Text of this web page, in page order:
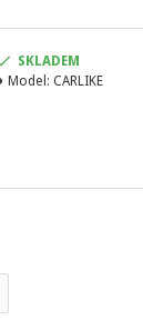
SKLADEM
Model: CARLIKE